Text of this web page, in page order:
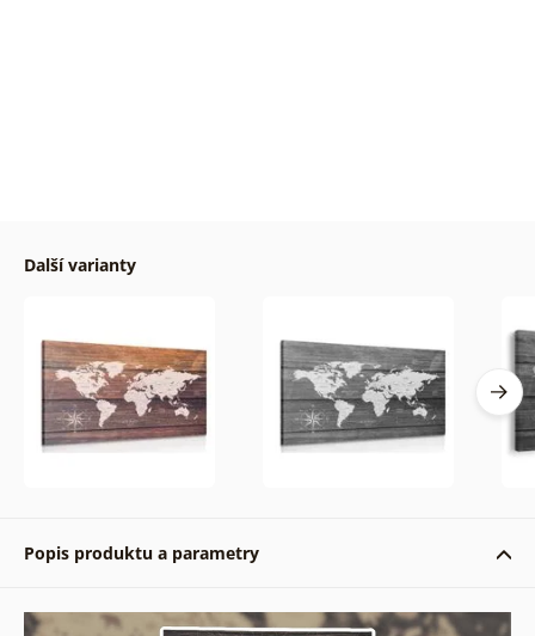
Další varianty
Popis produktu a parametry